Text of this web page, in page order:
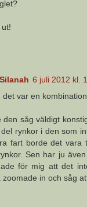
6 juli 2012 kl.
det var en
den såg väldigt
rynkor i den som
fart borde det vara
Sen har ju
för mig att det
zoomade in och såg